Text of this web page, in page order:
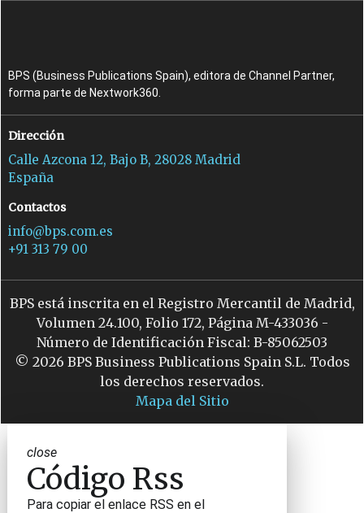
BPS (Business Publications Spain), editora de Channel Partner,
forma parte de Nextwork360.
Dirección
Calle Azcona 12, Bajo B, 28028 Madrid
España
Contactos
info@bps.com.es
+91 313 79 00
BPS está inscrita en el Registro Mercantil de Madrid,
Volumen 24.100, Folio 172, Página M-433036 -
Número de Identificación Fiscal: B-85062503
© 2026 BPS Business Publications Spain S.L. Todos
los derechos reservados.
Mapa del Sitio
close
Código Rss
Para copiar el enlace RSS en el